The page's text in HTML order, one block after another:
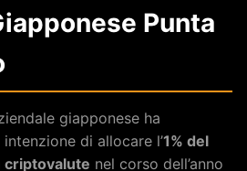
Punta
giapponese ha
di allocare l’1% del
criptovalute nel corso dell’anno